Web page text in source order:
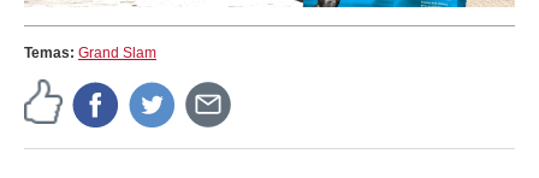
Temas: Grand Slam